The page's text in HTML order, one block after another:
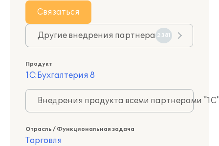
Связаться
Другие внедрения партнера 2381
Продукт
1С:Бухгалтерия 8
Внедрения продукта всеми партнерами
Отрасль / Функциональная задача
Торговля